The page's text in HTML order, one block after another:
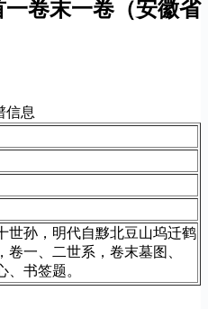
卷末一卷（安徽省
信息
世孙，明代自黟北豆山坞迁鹤
一、二世系，卷末墓图、
书签题。